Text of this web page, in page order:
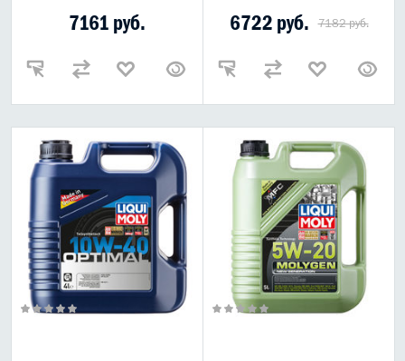
7161 руб. 6722 руб. 7182 руб.